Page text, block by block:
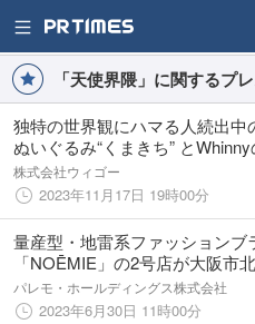
「天使界隈」に関するプ
独特の世界観にハマる人続出中
ぬいぐるみ“くまきち” と
ションアイテムを発売！
株式会社ウィゴー
2023年11月17日 19時00分
量産型・地雷系ファッションブ
「NOĒMIE」の2号店が大阪市
る複合商業施設HEP FIVEに
として6月30日(金)オープン
パレモ・ホールディングス株式会社
2023年6月30日 11時00分